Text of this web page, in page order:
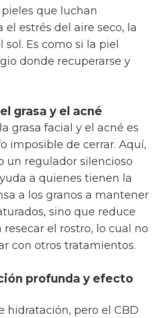
que luchan
estrés del aire seco, la
Es como si la piel
donde recuperarse y
grasa y el acné
grasa facial y el acné es
imposible de cerrar. Aquí,
un regulador silencioso
a quienes tienen la
a los granos a mantener
sino que reduce
el rostro, lo cual no
con otros tratamientos.
profunda y efecto
hidratación, pero el CBD